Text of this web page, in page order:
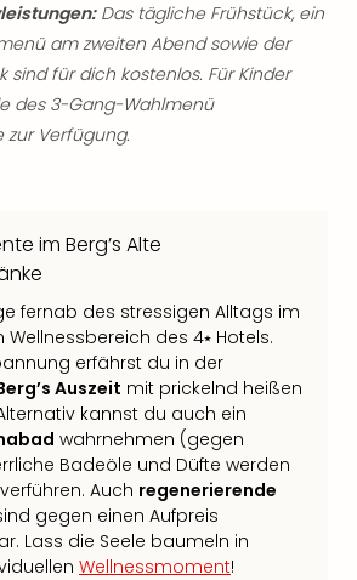
Das tägliche Frühstück, ein
am zweiten Abend sowie der
sind für dich kostenlos. Für Kinder
des 3-Gang-Wahlmenü
zur Verfügung.
im Berg’s Alte
fernab des stressigen Alltags im
des 4⭑ Hotels.
erfährst du in der
Auszeit mit prickelnd heißen
kannst du auch ein
wahrnehmen (gegen
Badeöle und Düfte werden
Auch regenerierende
gegen einen Aufpreis
Lass die Seele baumeln in
Wellnessmoment!